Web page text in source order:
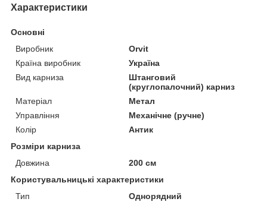
Характеристики
Основні
Виробник
Orvit
Країна виробник
Україна
Вид карниза
Штанговий
(круглопалочний) карниз
Матеріал
Метал
Управління
Механічне (ручне)
Колір
Антик
Розміри карниза
Довжина
200 см
Користувальницькі характеристики
Тип
Однорядний